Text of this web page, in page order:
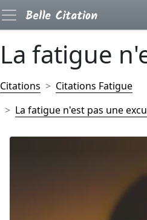
La fatigue
Citations
Citations Fatigue
La fatigue n'est pas une